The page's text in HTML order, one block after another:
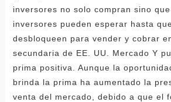
inversores no solo compran sino
inversores pueden esperar hasta
desbloqueen para vender y cobrar
secundaria de EE. UU. Mercado Y
prima positiva. Aunque la
brinda la prima ha aumentado la
venta del mercado, debido a que el